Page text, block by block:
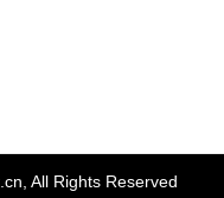
All Rights Reserved